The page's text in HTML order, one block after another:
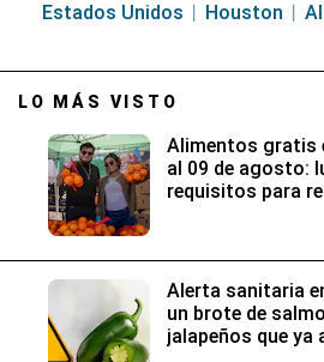
Estados Unidos Houston
LO MÁS VISTO
Alimentos gratis
al 09 de agosto:
requisitos para
Alerta sanitaria
un brote de
jalapeños que